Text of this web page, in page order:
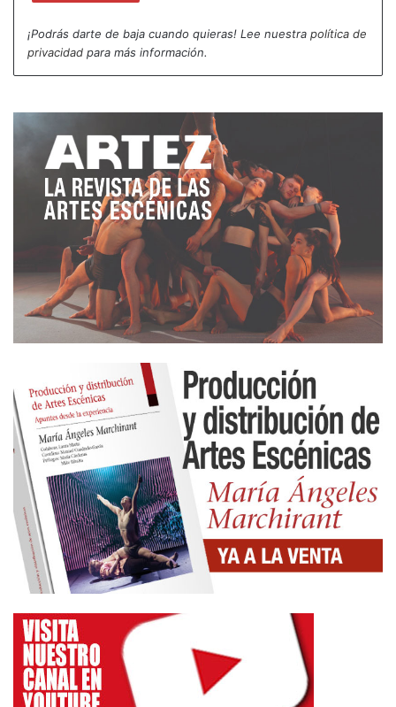
¡Podrás darte de baja cuando quieras! Lee nuestra política de
privacidad para más información.